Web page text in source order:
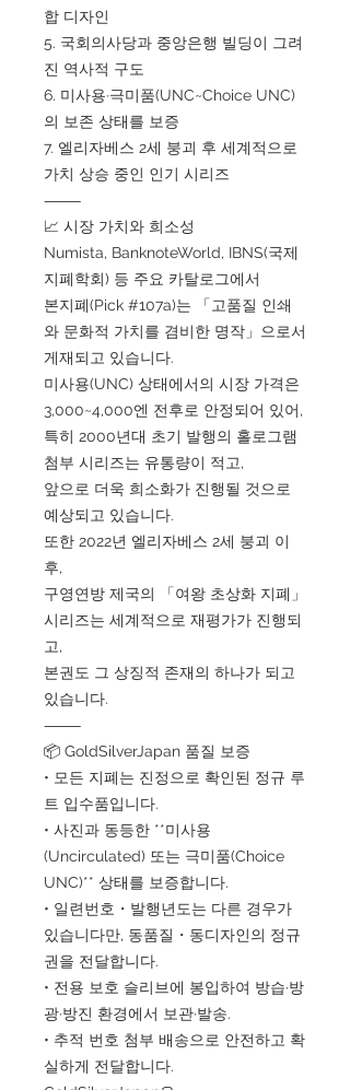
합 디자인
5. 국회의사당과 중앙은행 빌딩이 그려
진 역사적 구도
6. 미사용·극미품(UNC~Choice UNC)
의 보존 상태를 보증
7. 엘리자베스 2세 붕괴 후 세계적으로
가치 상승 중인 인기 시리즈
⸻
📈 시장 가치와 희소성
Numista, BanknoteWorld, IBNS(국제
지폐학회) 등 주요 카탈로그에서
본지폐(Pick #107a)는 「고품질 인쇄
와 문화적 가치를 겸비한 명작」으로서
게재되고 있습니다.
미사용(UNC) 상태에서의 시장 가격은
3,000~4,000엔 전후로 안정되어 있어,
특히 2000년대 초기 발행의 홀로그램
첨부 시리즈는 유통량이 적고,
앞으로 더욱 희소화가 진행될 것으로
예상되고 있습니다.
또한 2022년 엘리자베스 2세 붕괴 이
후,
구영연방 제국의 「여왕 초상화 지폐」
시리즈는 세계적으로 재평가가 진행되
고,
본권도 그 상징적 존재의 하나가 되고
있습니다.
⸻
📦 GoldSilverJapan 품질 보증
• 모든 지폐는 진정으로 확인된 정규 루
트 입수품입니다.
• 사진과 동등한 **미사용
(Uncirculated) 또는 극미품(Choice
UNC)** 상태를 보증합니다.
• 일련번호・발행년도는 다른 경우가
있습니다만, 동품질・동디자인의 정규
권을 전달합니다.
• 전용 보호 슬리브에 봉입하여 방습·방
광·방진 환경에서 보관·발송.
• 추적 번호 첨부 배송으로 안전하고 확
실하게 전달합니다.